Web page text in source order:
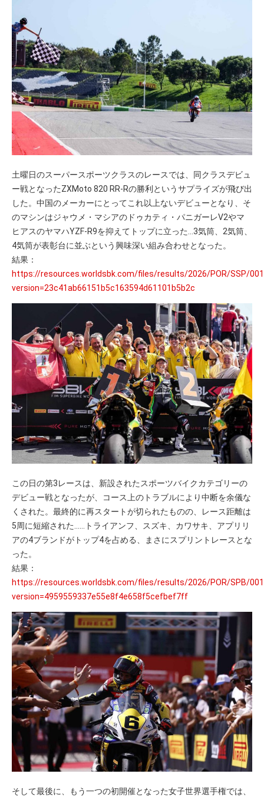
土曜日のスーパースポーツクラスのレースでは、同クラスデビュ
ー戦となったZXMoto 820 RR-Rの勝利というサプライズが飛び出
した。中国のメーカーにとってこれ以上ないデビューとなり、そ
のマシンはジャウメ・マシアのドゥカティ・パニガーレV2やマ
ヒアスのヤマハYZF-R9を抑えてトップに立った…3気筒、2気筒、
4気筒が表彰台に並ぶという興味深い組み合わせとなった。
結果：
https://resources.worldsbk.com/files/results/2026/POR/SSP/
version=23c41ab66151b5c163594d61101b5b2c
この日の第3レースは、新設されたスポーツバイクカテゴリーの
デビュー戦となったが、コース上のトラブルにより中断を余儀な
くされた。最終的に再スタートが切られたものの、レース距離は
5周に短縮された……トライアンフ、スズキ、カワサキ、アプリリ
アの4ブランドがトップ4を占める、まさにスプリントレースとな
った。
結果：
https://resources.worldsbk.com/files/results/2026/POR/SPB/
version=4959559337e55e8f4e658f5cefbef7ff
そして最後に、もう一つの初開催となった女子世界選手権では、